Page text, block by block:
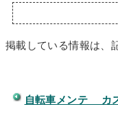
掲載している情報は、
自転車メンテ カ